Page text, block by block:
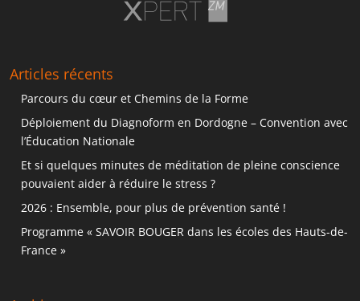
Articles récents
Parcours du cœur et Chemins de la Forme
Déploiement du Diagnoform en Dordogne – Convention avec
l’Éducation Nationale
Et si quelques minutes de méditation de pleine conscience
pouvaient aider à réduire le stress ?
2026 : Ensemble, pour plus de prévention santé !
Programme « SAVOIR BOUGER dans les écoles des Hauts-de-
France »